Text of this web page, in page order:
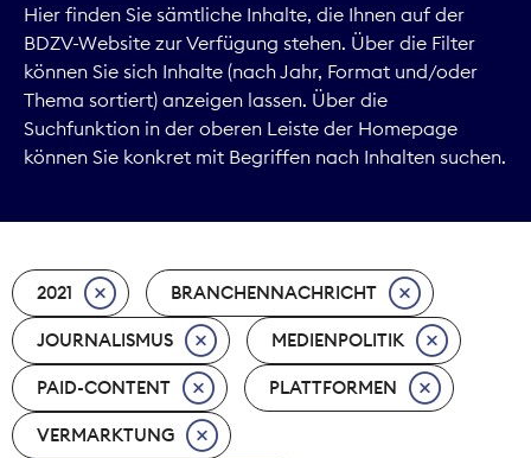
Digitales
Kommunikation
Marktdaten
Nachhaltigkeit
Nachwuchs
Nova Award
Hier finden Sie sämtliche Inhalte, die Ihnen auf der
BDZV-Website zur Verfügung stehen. Über die Filter
können Sie sich Inhalte (nach Jahr, Format und/oder
Thema sortiert) anzeigen lassen. Über die
Suchfunktion in der oberen Leiste der Homepage
können Sie konkret mit Begriffen nach Inhalten suchen.
2021 BRANCHENNACHRICHT
JOURNALISMUS MEDIENPOLITIK
PAID-CONTENT PLATTFORMEN
VERMARKTUNG